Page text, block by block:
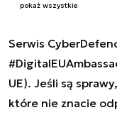
pokaż wszystkie
Serwis
UE). Jeśli są
które nie znacie